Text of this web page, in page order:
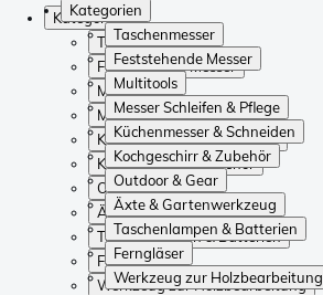
Kategorien
Taschenmesser
Feststehende Messer
Multitools
Messer Schleifen & Pflege
Küchenmesser & Schneiden
Kochgeschirr & Zubehör
Outdoor & Gear
Äxte & Gartenwerkzeug
Taschenlampen & Batterien
Ferngläser
Werkzeug zur Holzbearbeitung
Kategorien
Taschenmesser
Feststehende Messer
Multitools
Messer Schleifen & Pflege
Küchenmesser & Schneiden
Kochgeschirr & Zubehör
Outdoor & Gear
Äxte & Gartenwerkzeug
Taschenlampen & Batterien
Ferngläser
Werkzeug zur Holzbearbeitung